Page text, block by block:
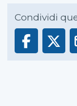
Condividi